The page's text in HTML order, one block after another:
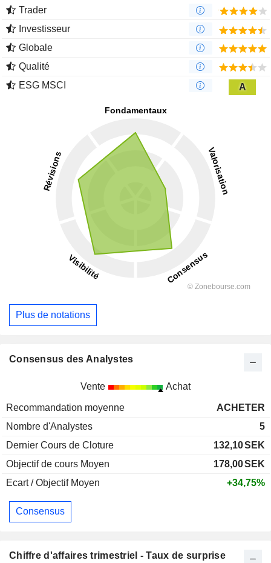
Trader
Investisseur
Globale
Qualité
ESG MSCI
A
Plus de notations
Consensus des Analystes
Vente Achat
Recommandation moyenne
ACHETER
Nombre d'Analystes
5
Dernier Cours de Cloture
132,10SEK
Objectif de cours Moyen
178,00SEK
Ecart / Objectif Moyen
+34,75%
Consensus
Chiffre d'affaires trimestriel - Taux de surprise